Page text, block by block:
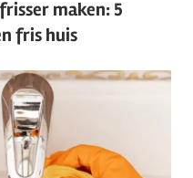
maken: 5
fris huis